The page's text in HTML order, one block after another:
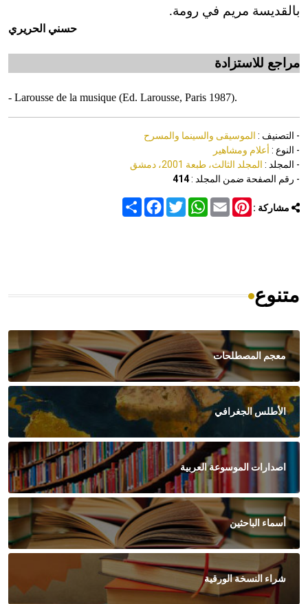
بالقديسة مريم في رومة.
حسني الحريري
مراجع للاستزادة
- Larousse de la musique (Ed. Larousse, Paris 1987).
- التصنيف : الموسيقى والسينما والمسرح
- النوع : أعلام ومشاهير
- المجلد : المجلد الثالث، طبعة 2001، دمشق
- رقم الصفحة ضمن المجلد :414
مشاركة : Share
FacebookTwitter
WhatsAppEmail
Pinterest
متنوع
معجم المصطلحات
الأطلس الجغرافي
اصدارات الموسوعة العربية
أسماء الباحثين
شراء النسخة الورقية